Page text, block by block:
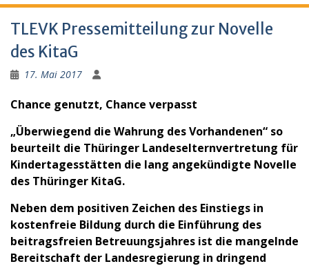
TLEVK Pressemitteilung zur Novelle
des KitaG
17. Mai 2017
Chance genutzt, Chance verpasst
„Überwiegend die Wahrung des Vorhandenen“ so
beurteilt die Thüringer Landeselternvertretung für
Kindertagesstätten die lang angekündigte Novelle
des Thüringer KitaG.
Neben dem positiven Zeichen des Einstiegs in
kostenfreie Bildung durch die Einführung des
beitragsfreien Betreuungsjahres ist die mangelnde
Bereitschaft der Landesregierung in dringend